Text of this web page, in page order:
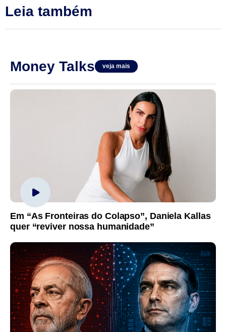
Leia também
Money Talks veja mais
Em “As Fronteiras do Colapso”, Daniela Kallas
quer “reviver nossa humanidade”